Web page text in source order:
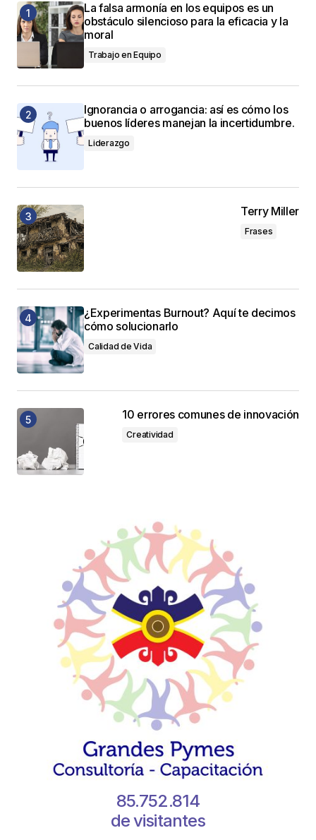
La falsa armonía en los equipos es un
obstáculo silencioso para la eficacia y la
moral
Trabajo en Equipo
Ignorancia o arrogancia: así es cómo los
buenos líderes manejan la incertidumbre.
Liderazgo
Terry Miller
Frases
¿Experimentas Burnout? Aquí te decimos
cómo solucionarlo
Calidad de Vida
10 errores comunes de innovación
Creatividad
85.752.814
de visitantes